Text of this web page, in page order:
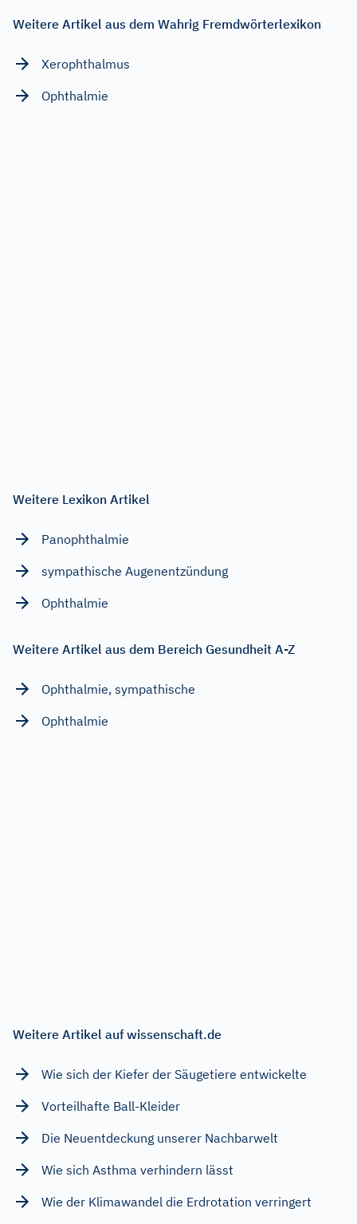
Weitere Artikel aus dem Wahrig Fremdwörterlexikon
Xerophthalmus
Ophthalmie
Weitere Lexikon Artikel
Panophthalmie
sympathische Augenentzündung
Ophthalmie
Weitere Artikel aus dem Bereich Gesundheit A-Z
Ophthalmie, sympathische
Ophthalmie
Weitere Artikel auf wissenschaft.de
Wie sich der Kiefer der Säugetiere entwickelte
Vorteilhafte Ball-Kleider
Die Neuentdeckung unserer Nachbarwelt
Wie sich Asthma verhindern lässt
Wie der Klimawandel die Erdrotation verringert